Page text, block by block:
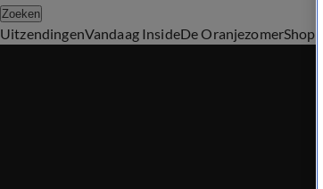
Zoeken
UitzendingenVandaag InsideDe OranjezomerShop